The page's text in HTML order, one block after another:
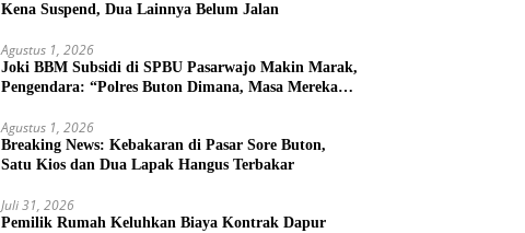
Kena Suspend, Dua Lainnya Belum Jalan
Agustus 1, 2026
Joki BBM Subsidi di SPBU Pasarwajo Makin Marak,
Pengendara: “Polres Buton Dimana, Masa Mereka
Agustus 1, 2026
Breaking News: Kebakaran di Pasar Sore Buton,
Satu Kios dan Dua Lapak Hangus Terbakar
Juli 31, 2026
Pemilik Rumah Keluhkan Biaya Kontrak Dapur